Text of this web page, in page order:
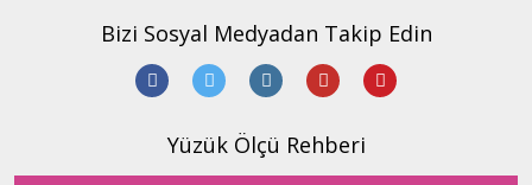
Ürün resmi kalitesiz, bozuk veya görüntülenemiyor.
Ürün açıklamasında eksik bilgiler bulunuyor.
Ürün fiyatı diğer sitelerden daha pahalı.
Bu ürüne benzer farklı alternatifler olmalı.
Soru Sor
Bizi Sosyal Medyadan Takip Edin
Yüzük Ölçü Rehberi